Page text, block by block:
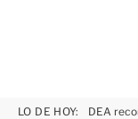
LO DE HOY: DEA